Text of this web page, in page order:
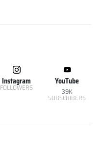
Instagram
FOLLOWERS
YouTube
39K
SUBSCRIBERS